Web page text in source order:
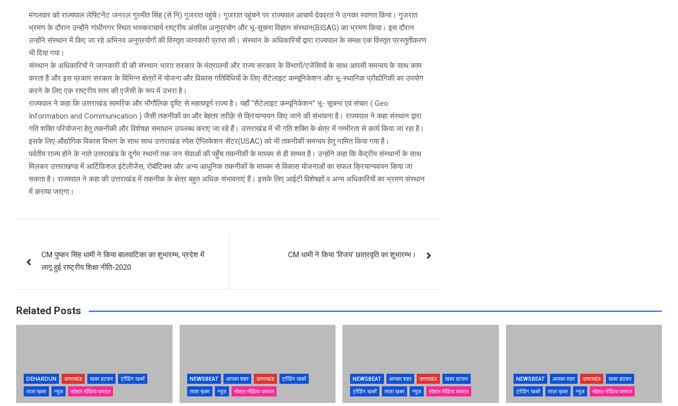
मंगलवार को राज्यपाल लेफ्टिनेंट जनरल गुरमीत सिंह (से नि) गुजरात पहुंचे। गुजरात पहुंचने पर राज्यपाल आचार्य देवव्रत ने उनका स्वागत किया। गुजरात
भ्रमण के दौरान उन्होंने गांधीनगर स्थित भास्कराचार्य राष्ट्रीय अंतरिक्ष अनुप्रयोग और भू-सूचना विज्ञान संस्थान(BISAG) का भ्रमण किया। इस दौरान
उन्होंने संस्थान में किए जा रहे अभिनव अनुप्रयोगों की विस्तृत जानकारी प्राप्त की। संस्थान के अधिकारियों द्वारा राज्यपाल के समक्ष एक विस्तृत प्रस्तुतीकरण
भी दिया गया।
संस्थान के अधिकारियों ने जानकारी दी की संस्थान भारत सरकार के मंत्रालयों और राज्य सरकार के विभागों/एजेंसियों के साथ आपसी समन्वय के साथ काम
करता है और इस प्रकार सरकार के विभिन्न क्षेत्रों में योजना और विकास गतिविधियों के लिए सैटेलाइट कम्यूनिकेशन और भू-स्थानिक प्रौद्योगिकी का उपयोग
करने के लिए एक राष्ट्रीय स्तर की एजेंसी के रूप में उभरा है।
राज्यपाल ने कहा कि उत्तराखंड सामरिक और भौगौलिक दृष्टि से महत्वपूर्ण राज्य है। यहाँ “सैटेलाइट कम्यूनिकेशन” भू- सूचना एवं संचार ( Geo
Information and Communication ) जैसी तकनीकों का और बेहतर तरीक़े से क्रियान्वयन किए जाने की संभावना है। राज्यपाल ने कहा संस्थान द्वारा
गति शक्ति परियोजना हेतु तकनीकी और विशेषज्ञ समाधान उपलब्ध कराए जा रहे हैं। उत्तराखंड में भी गति शक्ति के क्षेत्र में गम्भीरता से कार्य किया जा रहा है।
इसके लिए औद्योगिक विकास विभाग के साथ साथ उत्तराखंड स्पेस ऐप्लिकेशन सेंटर(USAC) को भी तकनीकी समन्वय हेतु नामित किया गया है।
पर्वतीय राज्य होने के नाते उत्तराखंड के दुर्गम स्थानों तक जन सेवाओं की पहुँच तकनीकी के माध्यम से ही सम्भव है। उन्होंने कहा कि केंद्रीय संस्थानों के साथ
मिलकर उत्तराखण्ड में आर्टिफ़िशल इंटेलीजेंस, रोबॉटिक्स और अन्य आधुनिक तकनीकों के माध्यम से विकास योजनाओं का सफल क्रियान्यवयन किया जा
सकता है। राज्यपाल ने कहा की उत्तराखंड में तकनीक के क्षेत्र बहुत अधिक संभावनाएं हैं। इसके लिए आईटी विशेषज्ञों व अन्य अधिकारियों का भ्रमण संस्थान
में कराया जाएगा।
navigation
CM पुष्कर सिंह धामी ने किया बालवाटिका का शुभारम्भ, प्रदेश में
लागू हुई राष्ट्रीय शिक्षा नीति-2020
CM धामी ने किया ‘विजय’ छात्रवृति का शुभारम्भ।
Related Posts
DEHARDUN उत्तराखंड खबर हटकर
ट्रेंडिंग खबरें
ताज़ा ख़बर
न्यूज़ सोशल मीडिया वायरल
NEWSBEAT आपका शहर उत्तराखंड
ट्रेंडिंग खबरें
ताज़ा ख़बर
न्यूज़ सोशल मीडिया वायरल
NEWSBEAT आपका शहर उत्तराखंड
खबर हटकर
ट्रेंडिंग खबरें
ताज़ा ख़बर न्यूज़ सोशल मीडिया वायरल
NEWSBEAT आपका शहर उत्तराखंड
खबर हटकर
ट्रेंडिंग खबरें
ताज़ा ख़बर न्यूज़ सोशल मीडिया वायरल